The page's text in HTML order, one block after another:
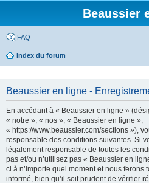
Beaussier
FAQ
Index du forum
Beaussier en ligne -
En accédant à « Beaussier en ligne »
« notre », « nos », « Beaussier en ligne »,
« https://www.beaussier.com/sections »),
responsable des conditions suivantes. Si
légalement responsable de toutes les
pas et/ou n’utilisez pas « Beaussier en
ci à n’importe quel moment et nous ferons
informé, bien qu’il soit prudent de vérifier